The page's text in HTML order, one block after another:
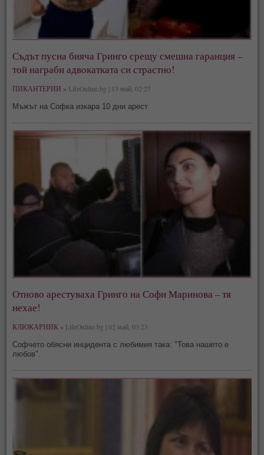
Съдът пусна бияча Гринго срещу смешна гаранция –
той награби адвокатката си страстно!
ПИКАНТЕРИИ » LifeOnline.bg | 13 май, 02:27
Мъжът на Софка изкара 10 дни арест
Отново арестуваха Гринго на Софи Маринова – тя
нехае!
КЛЮКАРНИК » LifeOnline.bg | 02 май, 03:23
Софчето обясни инцидента с любимия така: "Това нашето е
любов".